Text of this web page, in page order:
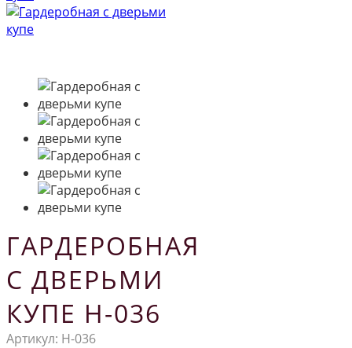
ГАРДЕРОБНАЯ
С ДВЕРЬМИ
КУПЕ Н-036
Артикул: Н-036